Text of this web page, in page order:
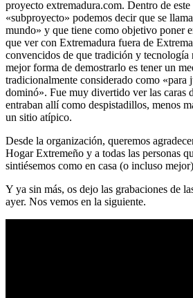
proyecto extremadura.com. Dentro de
«subproyecto» podemos decir que se
mundo» y que tiene como objetivo poner
que ver con Extremadura fuera de
convencidos de que tradición y tecnología
mejor forma de demostrarlo es tener un
tradicionalmente considerado como «para
dominó». Fue muy divertido ver las caras
entraban allí como despistadillos, menos
un sitio atípico.
Desde la organización, queremos
Hogar Extremeño y a todas las personas
sintiésemos como en casa (o incluso
Y ya sin más, os dejo las grabaciones de
ayer. Nos vemos en la siguiente.